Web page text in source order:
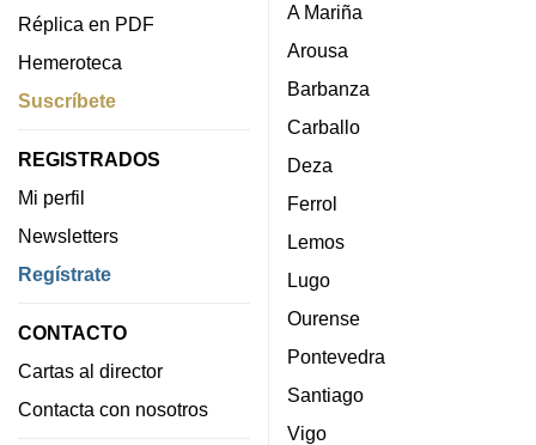
Réplica en PDF
Hemeroteca
Suscríbete
REGISTRADOS
Mi perfil
Newsletters
Regístrate
CONTACTO
Cartas al director
Contacta con nosotros
A Mariña
Arousa
Barbanza
Carballo
Deza
Ferrol
Lemos
Lugo
Ourense
Pontevedra
Santiago
Vigo